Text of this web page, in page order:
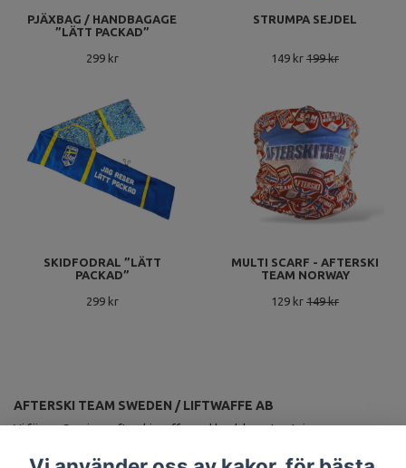
PJÄXBAG / HANDBAGAGE
”LÄTT PACKAD”
299 kr
STRUMPA SEJDEL
149 kr 199 kr
SKIDFODRAL ”LÄTT
PACKAD”
299 kr
MULTI SCARF - AFTERSKI
TEAM NORWAY
129 kr 149 kr
AFTERSKI TEAM SWEDEN / LIFTWAFFE AB
Vi förser Sveriges afterskiproffs med landslagsutrustning.